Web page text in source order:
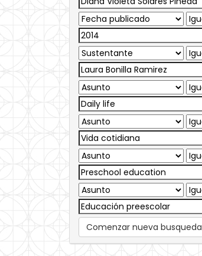
Comenzar nueva busqueda